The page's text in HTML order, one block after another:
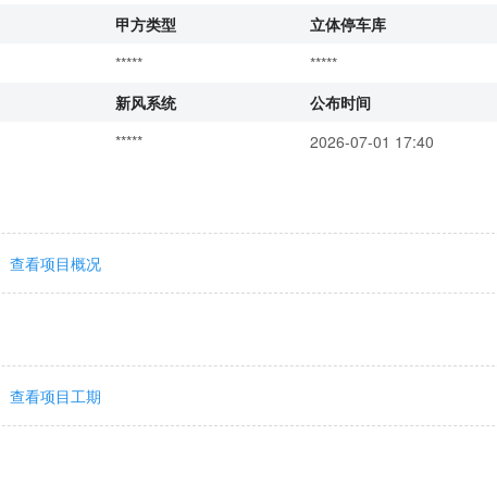
甲方类型
立体停车库
*****
*****
新风系统
公布时间
***** 2026-07-01 17:40
查看项目概况
查看项目工期